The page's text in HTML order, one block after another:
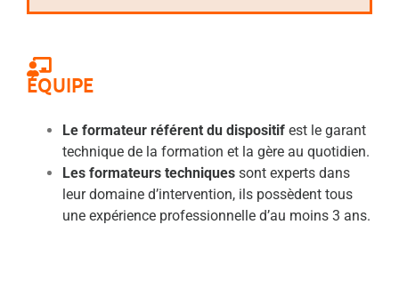
ÉQUIPE
Le formateur référent du dispositifest le garant
technique de la formation et la gère au quotidien.
Les formateurs techniquessont experts dans
leur domaine d’intervention, ils possèdent tous
une expérience professionnelle d’au moins 3 ans.